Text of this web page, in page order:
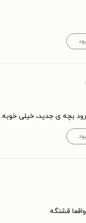
بچه ی جدید، خیلی خوبه.
قشنگه.